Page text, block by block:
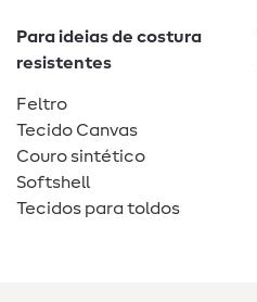
Para ideias de costura
resistentes
Feltro
Tecido Canvas
Couro sintético
Softshell
Tecidos para toldos